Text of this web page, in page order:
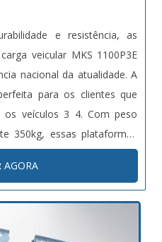
e resistência, as
veicular MKS 1100P3E
nacional da atualidade. A
para os clientes que
veículos 3 4. Com peso
350kg, essas plataformas
tanto para as cargas
não paletizadas. Veja
AGORA